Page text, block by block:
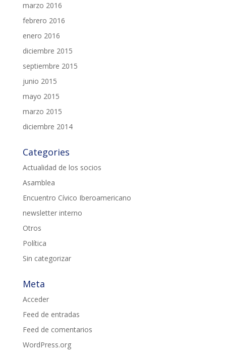
marzo 2016
febrero 2016
enero 2016
diciembre 2015
septiembre 2015
junio 2015
mayo 2015
marzo 2015
diciembre 2014
Categories
Actualidad de los socios
Asamblea
Encuentro Cívico Iberoamericano
newsletter interno
Otros
Política
Sin categorizar
Meta
Acceder
Feed de entradas
Feed de comentarios
WordPress.org